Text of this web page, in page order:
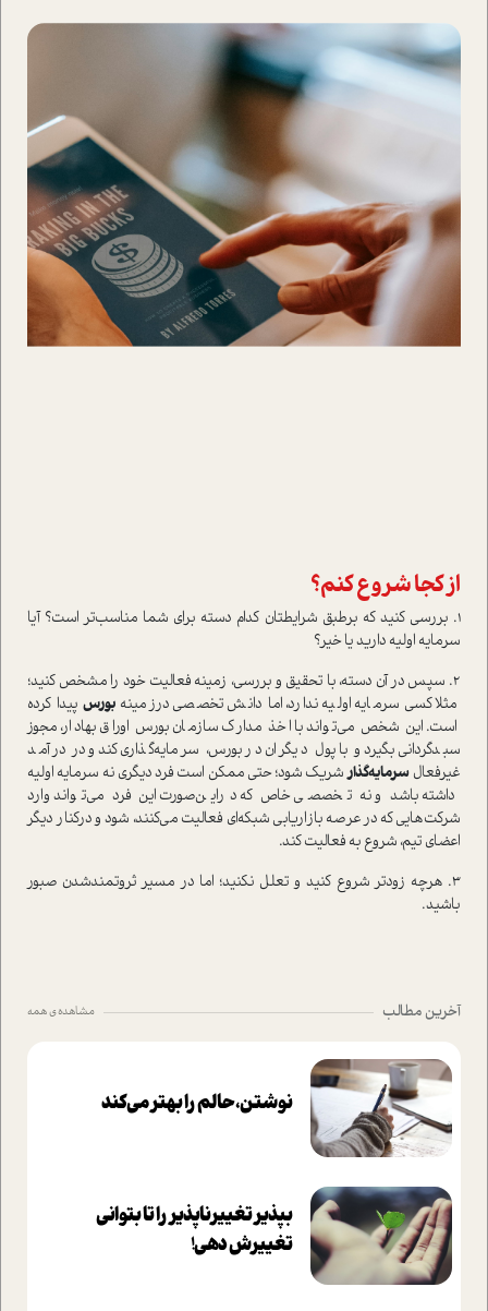
از کجا شروع کنم؟
1. بررسی کنید که برطبق شرایطتان کدام دسته برای شما مناسب‌تر ا‌ست؟ آیا
سرمایه اولیه دارید یا خیر؟
2. سپس در آن دسته، با تحقیق و بررسی، زمینه فعالیت خود را مشخص کنید؛
مثلا کسی سرمایه اولیه ندارد، اما دانش تخصصی درزمینه‌ بورسپیدا کرده
ا‌ست. این شخص می‌تواند با اخذ مدارک سازمان بورس اوراق بهادار، مجوز
سبدگردانی بگیرد و با پول دیگران در بورس، سرمایه‌گذاری کند و در در‌آمد
غیرفعالسرمایه‌گذارشریک شود؛ حتی ممکن ا‌ست فرد د‌یگری نه سرمایه اولیه
داشته باشد و نه تخصصی خاص که دراین‌صورت این فرد می‌تواند وارد
شرکت‌هایی که در عرصه بازاریابی شبکه‌ای فعالیت می‌کنند، شود و در‌کنار دیگر
اعضای تیم، شروع به فعالیت کند.
3. هر‌چه زودتر شروع کنید و تعلل نکنید؛ اما در مسیر ثروتمندشدن صبور
باشید.
آخرین مطالب مشاهده ی همه
نوشتن، حالم را بهتر می‌کند
بپذير تغييرناپذير را تا بتواني
تغييرش دهي!‏